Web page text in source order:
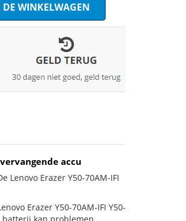
DE WINKELWAGEN
accu
Erazer Y50-70AM-IFI
Erazer Y50-70AM-IFI Y50-